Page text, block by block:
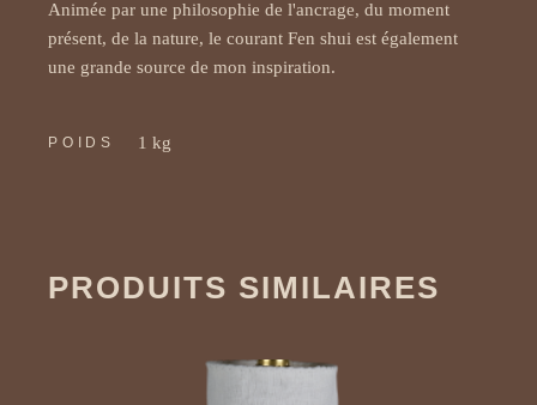
Animée par une philosophie de l'ancrage, du moment
présent, de la nature, le courant Fen shui est également
une grande source de mon inspiration.
POIDS 1 kg
PRODUITS SIMILAIRES